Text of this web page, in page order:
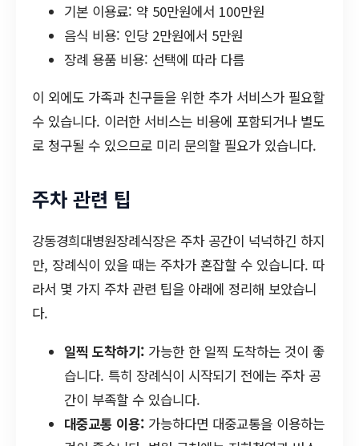
기본 이용료: 약 50만원에서 100만원
음식 비용: 인당 2만원에서 5만원
장례 용품 비용: 선택에 따라 다름
이 외에도 가족과 친구들을 위한 추가 서비스가 필요할
수 있습니다. 이러한 서비스는 비용에 포함되거나 별도
로 청구될 수 있으므로 미리 문의할 필요가 있습니다.
주차 관련 팁
강동경희대병원장례식장은 주차 공간이 넉넉하긴 하지
만, 장례식이 있을 때는 주차가 혼잡할 수 있습니다. 따
라서 몇 가지 주차 관련 팁을 아래에 정리해 보았습니
다.
일찍 도착하기: 가능한 한 일찍 도착하는 것이 좋
습니다. 특히 장례식이 시작되기 전에는 주차 공
간이 부족할 수 있습니다.
대중교통 이용: 가능하다면 대중교통을 이용하는